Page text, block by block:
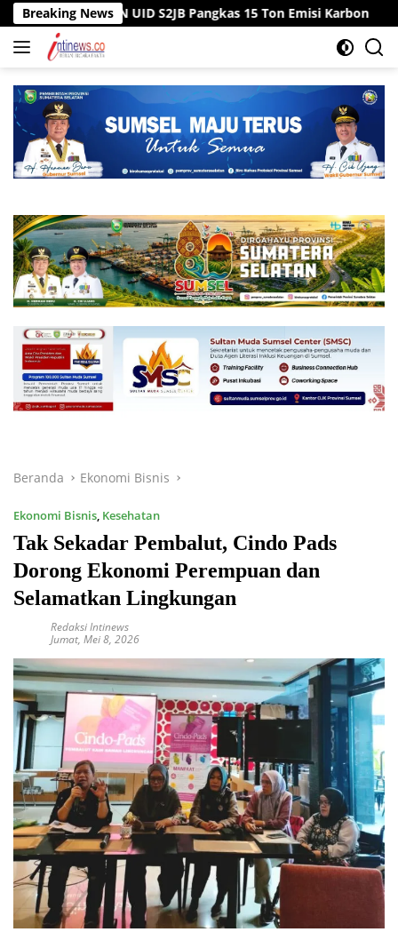
Langsung
ke
konten
Breaking News
UID S2JB Pangkas 15 Ton Emisi Karbon Tiga Sumur
Beranda Ekonomi Bisnis
Ekonomi Bisnis, Kesehatan
Tak Sekadar Pembalut, Cindo Pads
Dorong Ekonomi Perempuan dan
Selamatkan Lingkungan
Redaksi Intinews
Jumat, Mei 8, 2026